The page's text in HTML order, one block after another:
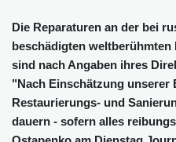
Die Reparaturen an der bei
beschädigten
sind nach Angaben ihres
"Nach Einschätzung unserer
Restaurierungs- und
dauern - sofern alles